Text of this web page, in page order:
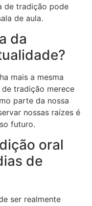
de tradição pode
de aula.
da
mais a mesma
tradição merece
parte da nossa
nossas raízes é
futuro.
oral
de
ser realmente